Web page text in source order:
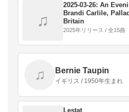
♫
2025-03-26: An
Brandi Carlile,
Britain
2025年リリース / 全15曲
♫ Bernie Taupin
イギリス / 1950年生まれ
Lestat